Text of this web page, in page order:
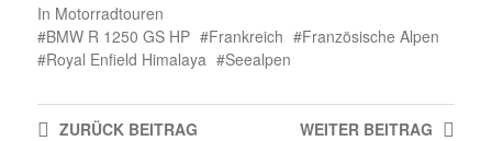
In Motorradtouren
BMW R 1250 GS HP
Frankreich
Französische Alpen
Royal Enfield Himalaya
Seealpen
WEITER BEITRAG
ZURÜCKBEITRAG